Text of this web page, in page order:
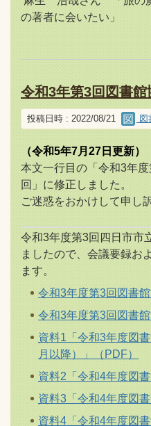
の著者に会いたい」
投稿日時 : 2022/08/21 図
（令和5年7月27日更新）
本文一行目の「令和3年
回」に修正しました。
ご迷惑をおかけして申し
令和3年度第3回四日市市
ましたので、会議要録お
ます。
令和3年度第3回図書
令和3年度第3回図書
資料1「令和3年度図
月以降）」（PDF）
資料2「令和4年度図
資料3「令和4年度図
資料4「令和4年度図